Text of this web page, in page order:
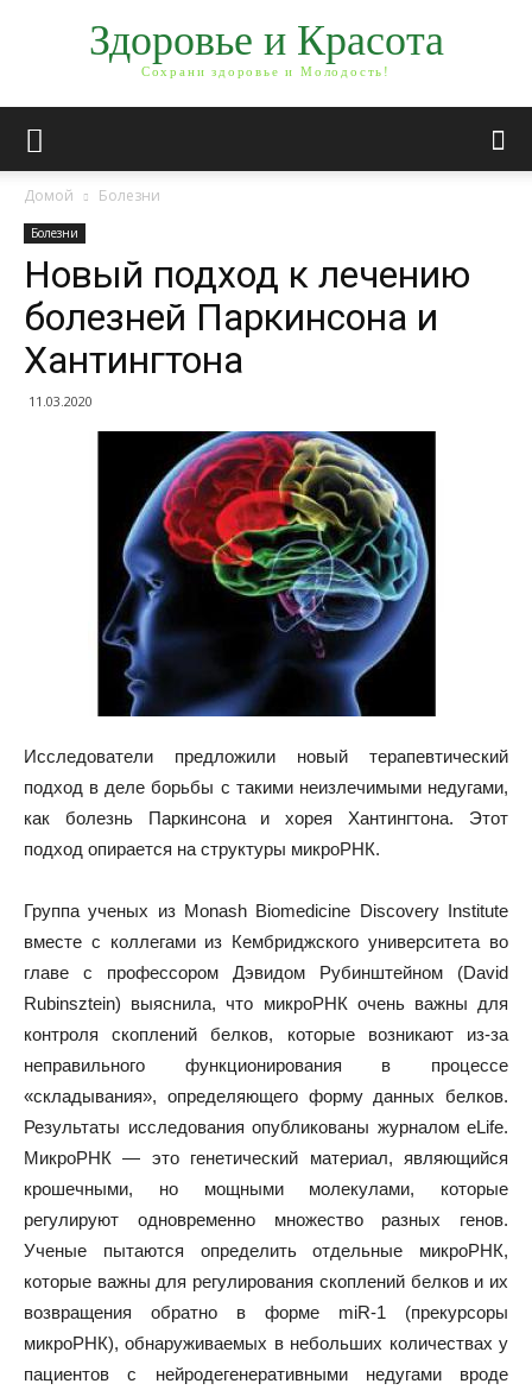
Здоровье и Красота
Сохрани здоровье и Молодость!
Домой Болезни
Болезни
Новый подход к лечению
болезней Паркинсона и
Хантингтона
11.03.2020
Исследователи предложили новый терапевтический
подход в деле борьбы с такими неизлечимыми недугами,
как болезнь Паркинсона и хорея Хантингтона. Этот
подход опирается на структуры микроРНК.
Группа ученых из Monash Biomedicine Discovery Institute
вместе с коллегами из Кембриджского университета во
главе с профессором Дэвидом Рубинштейном (David
Rubinsztein) выяснила, что микроРНК очень важны для
контроля скоплений белков, которые возникают из-за
неправильного функционирования в процессе
«складывания», определяющего форму данных белков.
Результаты исследования опубликованы журналом eLife.
МикроРНК — это генетический материал, являющийся
крошечными, но мощными молекулами, которые
регулируют одновременно множество разных генов.
Ученые пытаются определить отдельные микроРНК,
которые важны для регулирования скоплений белков и их
возвращения обратно в форме miR-1 (прекурсоры
микроРНК), обнаруживаемых в небольших количествах у
пациентов с нейродегенеративными недугами вроде